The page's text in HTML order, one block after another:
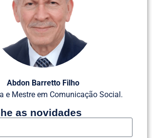
Abdon Barretto Filho
e Mestre em Comunicação Social.
as novidades